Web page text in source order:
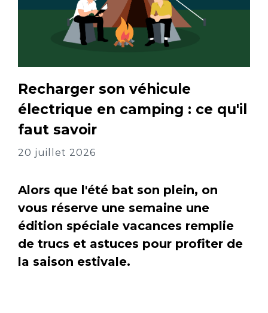
Recharger son véhicule
électrique en camping : ce qu'il
faut savoir
20 juillet 2026
Alors que l'été bat son plein, on
vous réserve une semaine une
édition spéciale vacances remplie
de trucs et astuces pour profiter de
la saison estivale.